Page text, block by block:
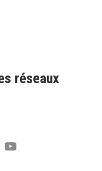
réseaux
YouTube